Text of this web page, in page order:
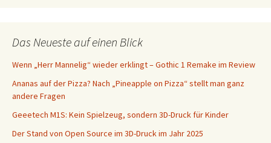
Das Neueste auf einen Blick
Wenn „Herr Mannelig“ wieder erklingt – Gothic 1 Remake im Review
Ananas auf der Pizza? Nach „Pineapple on Pizza“ stellt man ganz
andere Fragen
Geeetech M1S: Kein Spielzeug, sondern 3D-Druck für Kinder
Der Stand von Open Source im 3D-Druck im Jahr 2025